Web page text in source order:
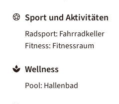
Sport und Aktivitäten
Radsport: Fahrradkeller
Fitness: Fitnessraum
Wellness
Pool: Hallenbad